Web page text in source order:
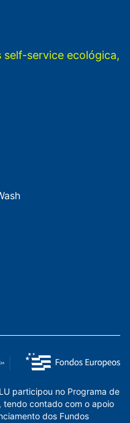
self-service ecológica,
participou no Programa de
tendo contado com o apoio
dos Fundos